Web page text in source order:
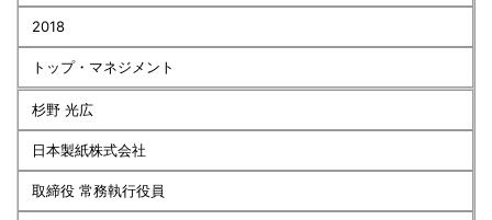
2018
トップ・マネジメント
杉野 光広
日本製紙株式会社
取締役 常務執行役員